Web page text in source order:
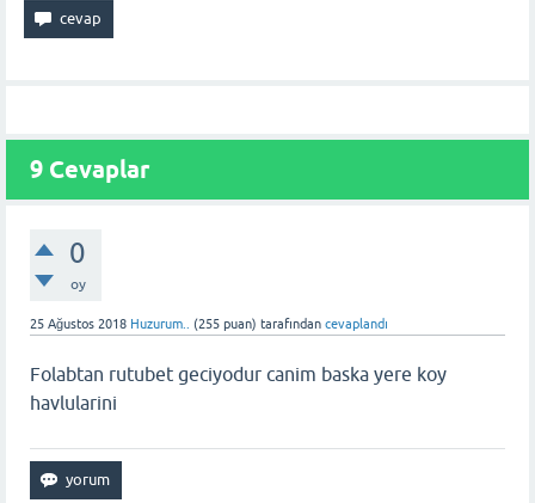
9 Cevaplar
0
oy
25 Ağustos 2018 Huzurum.. (255 puan) tarafından cevaplandı
Folabtan rutubet geciyodur canim baska yere koy
havlularini